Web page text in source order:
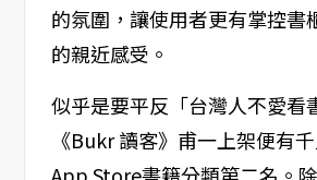
的氛圍，讓使用者更有掌控書
的親近感受。
似乎是要平反「台灣人不愛看
《Bukr 讀客》甫一上架便有